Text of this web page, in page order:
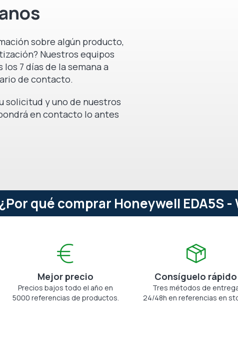
sobre algún producto,
Nuestros equipos
7 días de la semana a
de contacto.
solicitud y uno de nuestros
en contacto lo antes
¿Por qué comprar Honeywell EDA5S -
Mejor precio
Precios bajos todo el año en
5000 referencias de productos.
Consíguelo rápido
Tres métodos de
24/48h en referencias en